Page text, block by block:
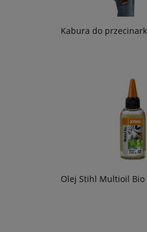
Kabura do
Olej Stihl Multioil Bio